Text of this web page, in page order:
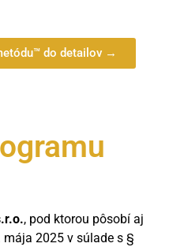
do detailov →
, pod ktorou pôsobí aj
mája 2025 v súlade s §